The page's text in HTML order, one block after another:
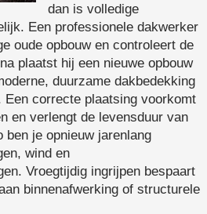
dan is volledige
Een professionele dakwerker
oude opbouw en controleert de
plaatst hij een nieuwe opbouw
duurzame dakbedekking
Een correcte plaatsing voorkomt
en verlengt de levensduur van
ben je opnieuw jarenlang
wind en
Vroegtijdig ingrijpen bespaart
binnenafwerking of structurele